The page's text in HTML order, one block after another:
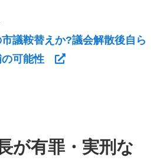
議鞍替えか?議会解散後自ら
の可能性
が有罪・実刑な